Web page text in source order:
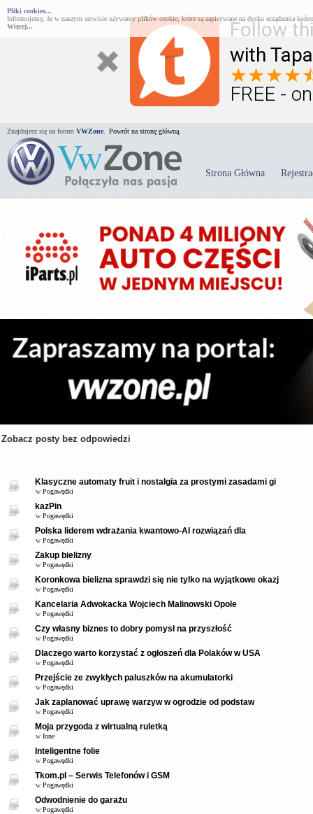
Follow
with
FREE -
Pliki cookies...
Informujemy, że w naszym serwisie używamy plików cookie, które są zapisywane na dysku urządzenia
Więcej...
Znajdujesz się na forum VWZone Powrót na stronę główną.
Strona Główna
Zobacz posty bez odpowiedzi
Klasyczne automaty fruit i nostalgia za prostymi zasadami gi
w Pogawędki
kazPin
w Pogawędki
Polska liderem wdrażania kwantowo-AI rozwiązań dla
w Pogawędki
Zakup bielizny
w Pogawędki
Koronkowa bielizna sprawdzi się nie tylko na wyjątkowe okazj
w Pogawędki
Kancelaria Adwokacka Wojciech Malinowski Opole
w Pogawędki
Czy własny biznes to dobry pomysł na przyszłość
w Pogawędki
Dlaczego warto korzystać z ogłoszeń dla Polaków w USA
w Pogawędki
Przejście ze zwykłych paluszków na akumulatorki
w Pogawędki
Jak zaplanować uprawę warzyw w ogrodzie od podstaw
w Pogawędki
Moja przygoda z wirtualną ruletką
w Inne
Inteligentne folie
w Pogawędki
Tkom.pl – Serwis Telefonów i GSM
w Pogawędki
Odwodnienie do garażu
w Pogawędki